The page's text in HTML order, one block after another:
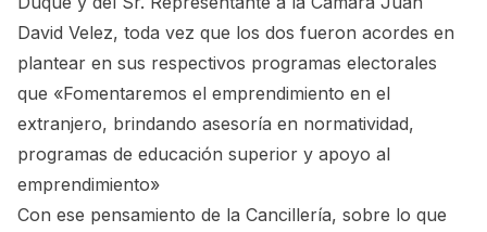
David Velez, toda vez que los dos fueron acordes en
plantear en sus respectivos programas electorales
que «Fomentaremos el emprendimiento en el
extranjero, brindando asesoría en normatividad,
programas de educación superior y apoyo al
emprendimiento»
Con ese pensamiento de la Cancillería, sobre lo que